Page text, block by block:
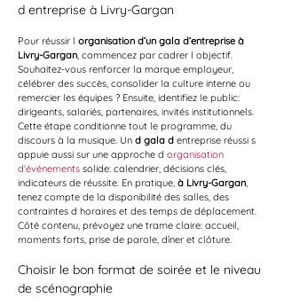
d entreprise à Livry-Gargan
Pour réussir l organisation d’un gala d’entreprise à
Livry-Gargan, commencez par cadrer l objectif.
Souhaitez-vous renforcer la marque employeur,
célébrer des succès, consolider la culture interne ou
remercier les équipes ? Ensuite, identifiez le public:
dirigeants, salariés, partenaires, invités institutionnels.
Cette étape conditionne tout le programme, du
discours à la musique. Un d gala d entreprise réussi s
appuie aussi sur une approche d organisation
d'événements solide: calendrier, décisions clés,
indicateurs de réussite. En pratique, à Livry-Gargan,
tenez compte de la disponibilité des salles, des
contraintes d horaires et des temps de déplacement.
Côté contenu, prévoyez une trame claire: accueil,
moments forts, prise de parole, dîner et clôture.
Choisir le bon format de soirée et le niveau
de scénographie